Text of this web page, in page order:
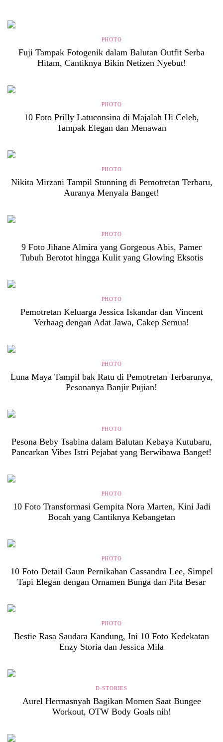
PHOTO
Fuji Tampak Fotogenik dalam Balutan Outfit Serba
Hitam, Cantiknya Bikin Netizen Nyebut!
PHOTO
10 Foto Prilly Latuconsina di Majalah Hi Celeb,
Tampak Elegan dan Menawan
PHOTO
Nikita Mirzani Tampil Stunning di Pemotretan Terbaru,
Auranya Menyala Banget!
PHOTO
9 Foto Jihane Almira yang Gorgeous Abis, Pamer
Tubuh Berotot hingga Kulit yang Glowing Eksotis
PHOTO
Pemotretan Keluarga Jessica Iskandar dan Vincent
Verhaag dengan Adat Jawa, Cakep Semua!
PHOTO
Luna Maya Tampil bak Ratu di Pemotretan Terbarunya,
Pesonanya Banjir Pujian!
PHOTO
Pesona Beby Tsabina dalam Balutan Kebaya Kutubaru,
Pancarkan Vibes Istri Pejabat yang Berwibawa Banget!
PHOTO
10 Foto Transformasi Gempita Nora Marten, Kini Jadi
Bocah yang Cantiknya Kebangetan
PHOTO
10 Foto Detail Gaun Pernikahan Cassandra Lee, Simpel
Tapi Elegan dengan Ornamen Bunga dan Pita Besar
PHOTO
Bestie Rasa Saudara Kandung, Ini 10 Foto Kedekatan
Enzy Storia dan Jessica Mila
D-STORIES
Aurel Hermasnyah Bagikan Momen Saat Bungee
Workout, OTW Body Goals nih!